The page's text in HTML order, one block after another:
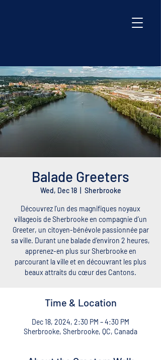
Balade Greeters
Wed, Dec 18
  |
Sherbrooke
Découvrez l’un des magnifiques noyaux
villageois de Sherbrooke en compagnie d’un
Greeter, un citoyen-bénévole passionnée par
sa ville. Durant une balade d’environ 2 heures,
apprenez-en plus sur Sherbrooke en
parcourant la ville et en découvrant les plus
beaux attraits du cœur des Cantons.
Time & Location
Dec 18, 2024, 2:30 PM – 4:30 PM
Sherbrooke, Sherbrooke, QC, Canada